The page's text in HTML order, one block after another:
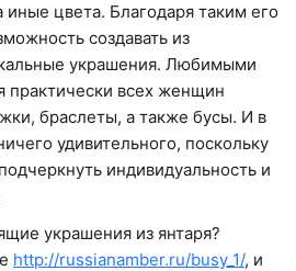
цвета. Благодаря таким его
создавать из
украшения. Любимыми
практически всех женщин
браслеты, а также бусы. И в
удивительного, поскольку
индивидуальность и
украшения из янтаря?
http://russianamber.ru/busy_1/, и